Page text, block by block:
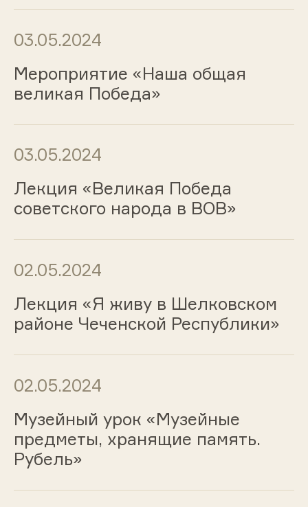
03.05.2024
Мероприятие «Наша общая
великая Победа»
03.05.2024
Лекция «Великая Победа
советского народа в ВОВ»
02.05.2024
Лекция «Я живу в Шелковском
районе Чеченской Республики»
02.05.2024
Музейный урок «Музейные
предметы, хранящие память.
Рубель»